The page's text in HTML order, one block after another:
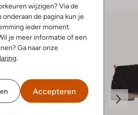
wijzigen? Via de
onderaan de pagina kun je
ieder moment
je meer informatie of een
Ga naar onze
.
Accepteren